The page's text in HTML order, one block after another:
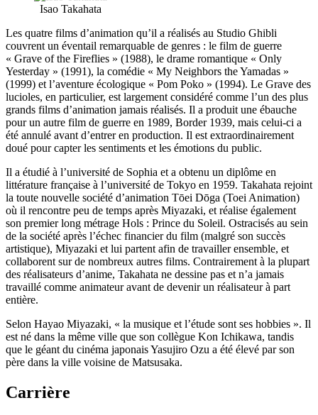
Isao Takahata
Les quatre films d’animation qu’il a réalisés au Studio Ghibli
couvrent un éventail remarquable de genres : le film de guerre
« Grave of the Fireflies » (1988), le drame romantique « Only
Yesterday » (1991), la comédie « My Neighbors the Yamadas »
(1999) et l’aventure écologique « Pom Poko » (1994). Le Grave des
lucioles, en particulier, est largement considéré comme l’un des plus
grands films d’animation jamais réalisés. Il a produit une ébauche
pour un autre film de guerre en 1989, Border 1939, mais celui-ci a
été annulé avant d’entrer en production. Il est extraordinairement
doué pour capter les sentiments et les émotions du public.
Il a étudié à l’université de Sophia et a obtenu un diplôme en
littérature française à l’université de Tokyo en 1959. Takahata rejoint
la toute nouvelle société d’animation Tōei Dōga (Toei Animation)
où il rencontre peu de temps après Miyazaki, et réalise également
son premier long métrage Hols : Prince du Soleil. Ostracisés au sein
de la société après l’échec financier du film (malgré son succès
artistique), Miyazaki et lui partent afin de travailler ensemble, et
collaborent sur de nombreux autres films. Contrairement à la plupart
des réalisateurs d’anime, Takahata ne dessine pas et n’a jamais
travaillé comme animateur avant de devenir un réalisateur à part
entière.
Selon Hayao Miyazaki, « la musique et l’étude sont ses hobbies ». Il
est né dans la même ville que son collègue Kon Ichikawa, tandis
que le géant du cinéma japonais Yasujiro Ozu a été élevé par son
père dans la ville voisine de Matsusaka.
Carrière